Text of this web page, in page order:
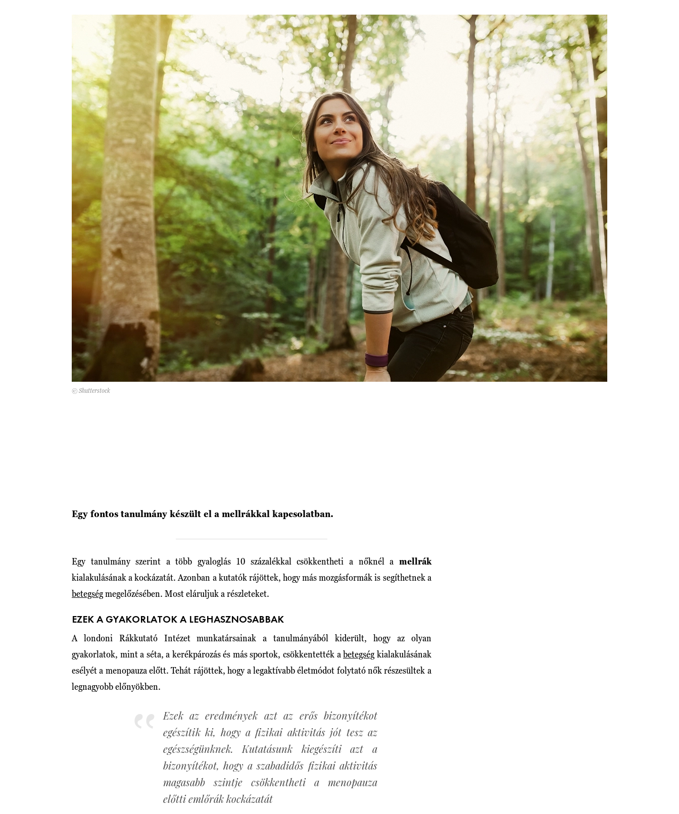
© Shutterstock
Egy fontos tanulmány készült el a mellrákkal kapcsolatban.
Egy tanulmány szerint a több gyaloglás 10 százalékkal csökkentheti a nőknél a mellrák
kialakulásának a kockázatát. Azonban a kutatók rájöttek, hogy más mozgásformák is segíthetnek a
betegségmegelőzésében. Most eláruljuk a részleteket.
EZEK A GYAKORLATOK A LEGHASZNOSABBAK
A londoni Rákkutató Intézet munkatársainak a tanulmányából kiderült, hogy az olyan
gyakorlatok, mint a séta, a kerékpározás és más sportok, csökkentették abetegség kialakulásának
esélyét a menopauza előtt. Tehát rájöttek, hogy a legaktívabb életmódot folytató nők részesültek a
legnagyobb előnyökben.
Ezek az eredmények azt az erős bizonyítékot
egészítik ki, hogy a fizikai aktivitás jót tesz az
egészségünknek. Kutatásunk kiegészíti azt a
bizonyítékot, hogy a szabadidős fizikai aktivitás
magasabb szintje csökkentheti a menopauza
előtti emlőrák kockázatát